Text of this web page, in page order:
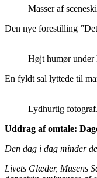
Masser af
Den nye forestilling
Højt humør under
En fyldt sal lyttede til
Lydhurtig
Uddrag af omtale:
Den dag i dag minder
Livets Glæder, Musens